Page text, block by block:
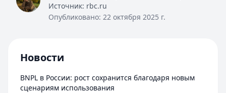
Источник: rbc.ru
Опубликовано: 22 октября 2025 г.
Новости
BNPL в России: рост сохранится благодаря новым
сценариям использования